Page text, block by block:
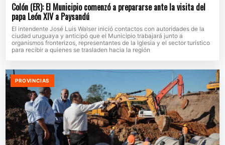
Colón (ER): El Municipio comenzó a prepararse ante la visita del
papa León XIV a Paysandú
El intendente José Luis Walser inició contactos con autoridades de la
ciudad uruguaya y anticipó que el Municipio trabajará junto a
organismos fronterizos, representantes de la Iglesia y el sector turístico
para recibir a quienes se trasladen hacia la región
PROVINCIAS